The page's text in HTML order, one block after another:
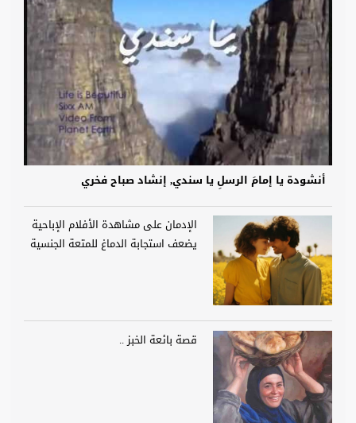
أنشودة يا إمامَ الرسلِ يا سندي, إنشاد صباح فخري
الإدمان على مشاهدة الأفلام الإباحية
يضعف استجابة الدماغ للمتعة الجنسية
قصة بائعة الخبز ..